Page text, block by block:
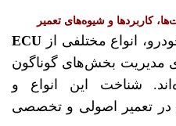
انواع مختلفی از ECU
مدیریت بخش‌های گوناگون
شناخت این انواع و
در تعمیر اصولی و تخصصی